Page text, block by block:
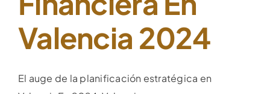
Valencia 2024
El auge de la planificación estratégica en